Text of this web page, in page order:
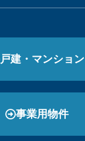
戸建・マンション
事業用物件